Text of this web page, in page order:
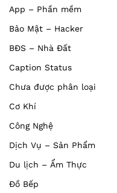
App – Phần mềm
Bảo Mật – Hacker
BĐS – Nhà Đất
Caption Status
Chưa được phân loại
Cơ Khí
Công Nghệ
Dịch Vụ – Sản Phẩm
Du lịch – Ẩm Thực
Đồ Bếp